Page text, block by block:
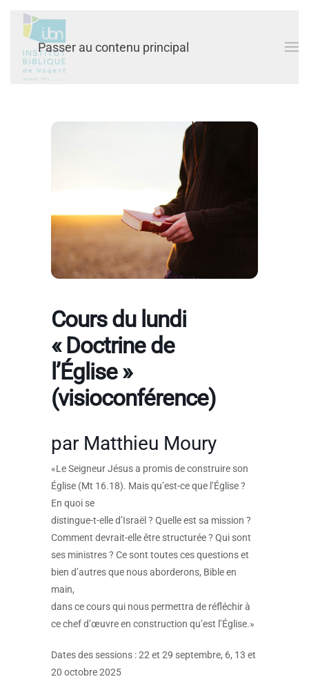
Passer au contenu principal
Cours du lundi
« Doctrine de
l’Église »
(visioconférence)
par Matthieu Moury
«Le Seigneur Jésus a promis de construire son
Église (Mt 16.18). Mais qu’est-ce que l’Église ?
En quoi se
distingue-t-elle d’Israël ? Quelle est sa mission ?
Comment devrait-elle être structurée ? Qui sont
ses ministres ? Ce sont toutes ces questions et
bien d’autres que nous aborderons, Bible en
main,
dans ce cours qui nous permettra de réfléchir à
ce chef d’œuvre en construction qu’est l’Église.»
Dates des sessions : 22 et 29 septembre, 6, 13 et
20 octobre 2025